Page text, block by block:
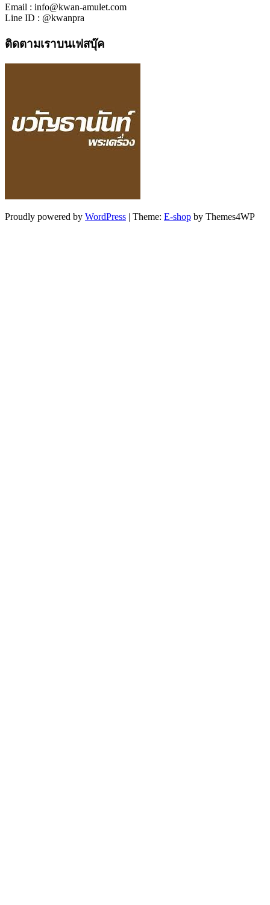
Email : info@kwan-amulet.com
Line ID : @kwanpra
ติดตามเราบนเฟสบุ๊ค
Proudly powered by WordPress | Theme: E-shop by Themes4WP